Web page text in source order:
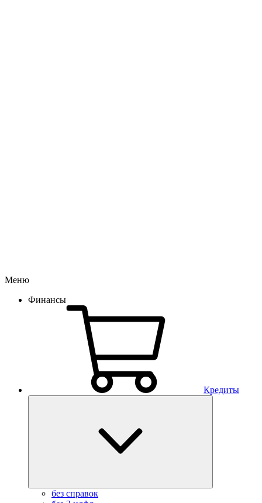
Меню
Финансы
Кредиты
без справок